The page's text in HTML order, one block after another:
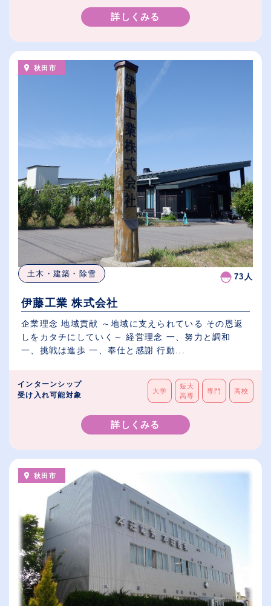
詳しくみる
秋田市
土木・建築・除雪 73人
伊藤工業 株式会社
企業理念 地域貢献 ～地域に支えられている その恩返
しをカタチにしていく～ 経営理念 一、努力と調和
一、挑戦は進歩 一、奉仕と感謝 行動...
インターンシップ
受け入れ可能対象
大学
短大
高専
専門 高校
詳しくみる
秋田市